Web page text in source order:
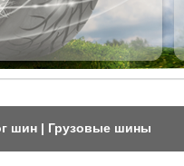
шин | Грузовые шины